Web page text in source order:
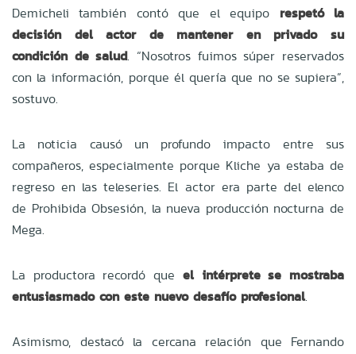
Demicheli también contó que el equipo respetó la
decisión del actor de mantener en privado su
condición de salud. “Nosotros fuimos súper reservados
con la información, porque él quería que no se supiera”,
sostuvo.
La noticia causó un profundo impacto entre sus
compañeros, especialmente porque Kliche ya estaba de
regreso en las teleseries. El actor era parte del elenco
de Prohibida Obsesión, la nueva producción nocturna de
Mega.
La productora recordó que el intérprete se mostraba
entusiasmado con este nuevo desafío profesional.
Asimismo, destacó la cercana relación que Fernando